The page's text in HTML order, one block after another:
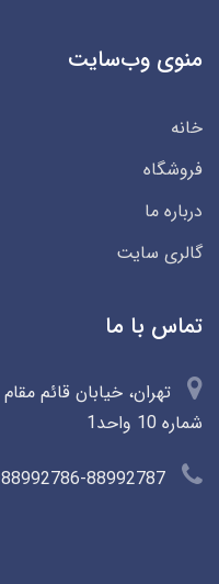
منوی وب‌سایت
خانه
فروشگاه
درباره ما
گالری سایت
تماس با ما
شماره 10 واحد1